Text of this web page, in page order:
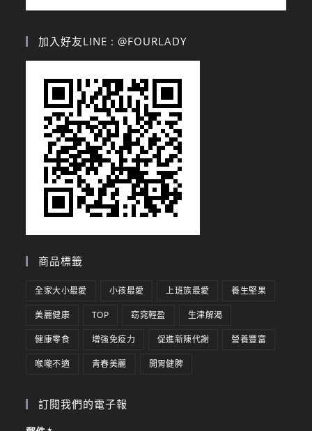
加入好友LINE : @FOURLADY
商品標籤
全家大小最愛 小孩最愛 上班族最愛 養生堅果
美麗健康 TOP 窈窕輕盈 生津解渴
健康零食 增強免疫力 促進新陳代謝 營養豐富
喉嚨不適 青春美麗 開胃健脾
訂閱我們的電子報